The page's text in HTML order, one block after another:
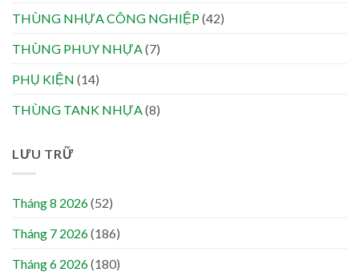
THÙNG NHỰA CÔNG NGHIỆP(42)
THÙNG PHUY NHỰA(7)
PHỤ KIỆN (14)
THÙNG TANK NHỰA(8)
LƯU TRỮ
Tháng 8 2026(52)
Tháng 7 2026(186)
Tháng 6 2026(180)